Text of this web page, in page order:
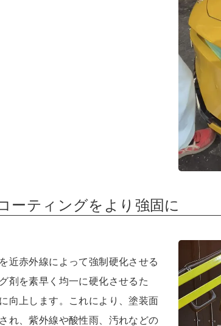
ーティングをより強固に
近赤外線によって強制硬化させる
剤を素早く均一に硬化させるた
向上します。これにより、塗装面
れ、紫外線や酸性雨、汚れなどの